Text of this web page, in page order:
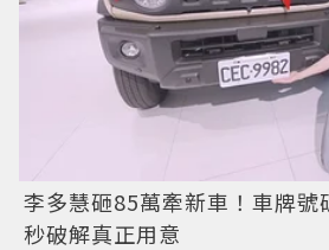
李多慧砸85萬牽新車！車牌
秒破解真正用意